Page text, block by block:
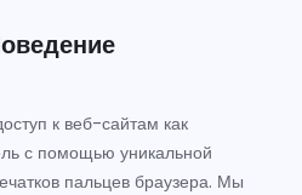
к веб-сайтам как
с помощью уникальной
пальцев браузера. Мы